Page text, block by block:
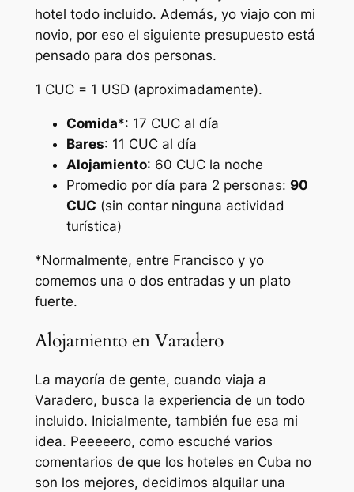
hotel todo incluido. Además, yo viajo con mi
novio, por eso el siguiente presupuesto está
pensado para dos personas.
1 CUC = 1 USD (aproximadamente).
Comida*: 17 CUC al día
Bares: 11 CUC al día
Alojamiento: 60 CUC la noche
Promedio por día para 2 personas: 90
CUC (sin contar ninguna actividad
turística)
*Normalmente, entre Francisco y yo
comemos una o dos entradas y un plato
fuerte.
Alojamiento en Varadero
La mayoría de gente, cuando viaja a
Varadero, busca la experiencia de un todo
incluido. Inicialmente, también fue esa mi
idea. Peeeeero, como escuché varios
comentarios de que los hoteles en Cuba no
son los mejores, decidimos alquilar una